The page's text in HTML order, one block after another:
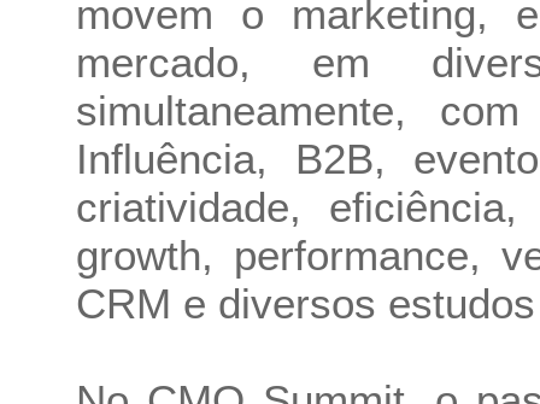
movem o marketing,
mercado, em
simultaneamente,
Influência, B2B,
criatividade,
growth, performance,
CRM e diversos